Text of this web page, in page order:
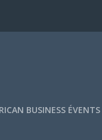
BUSINESS ÉVENTS